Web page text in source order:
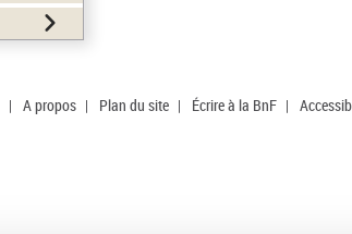
| A propos | Plan du site | Écrire à la BnF |